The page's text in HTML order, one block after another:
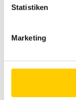
Statistiken
Marketing
Millionen
und
erhalten mit
ausgereifte
Zuverlässigkeit